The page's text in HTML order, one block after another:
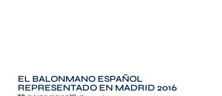
EL BALONMANO ESPAÑOL
REPRESENTADO EN MADRID 2016